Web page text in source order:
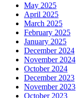
May 2025
April 2025
March 2025
February 2025
January 2025
December 2024
November 2024
October 2024
December 2023
November 2023
October 2023